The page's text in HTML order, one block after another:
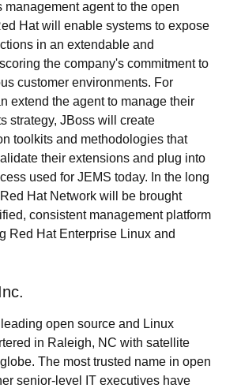
management agent to the open
Hat will enable systems to expose
in an extendable and
the company's commitment to
customer environments. For
extend the agent to manage their
strategy, JBoss will create
toolkits and methodologies that
their extensions and plug into
used for JEMS today. In the long
Hat Network will be brought
consistent management platform
Red Hat Enterprise Linux and
open source and Linux
in Raleigh, NC with satellite
The most trusted name in open
senior-level IT executives have